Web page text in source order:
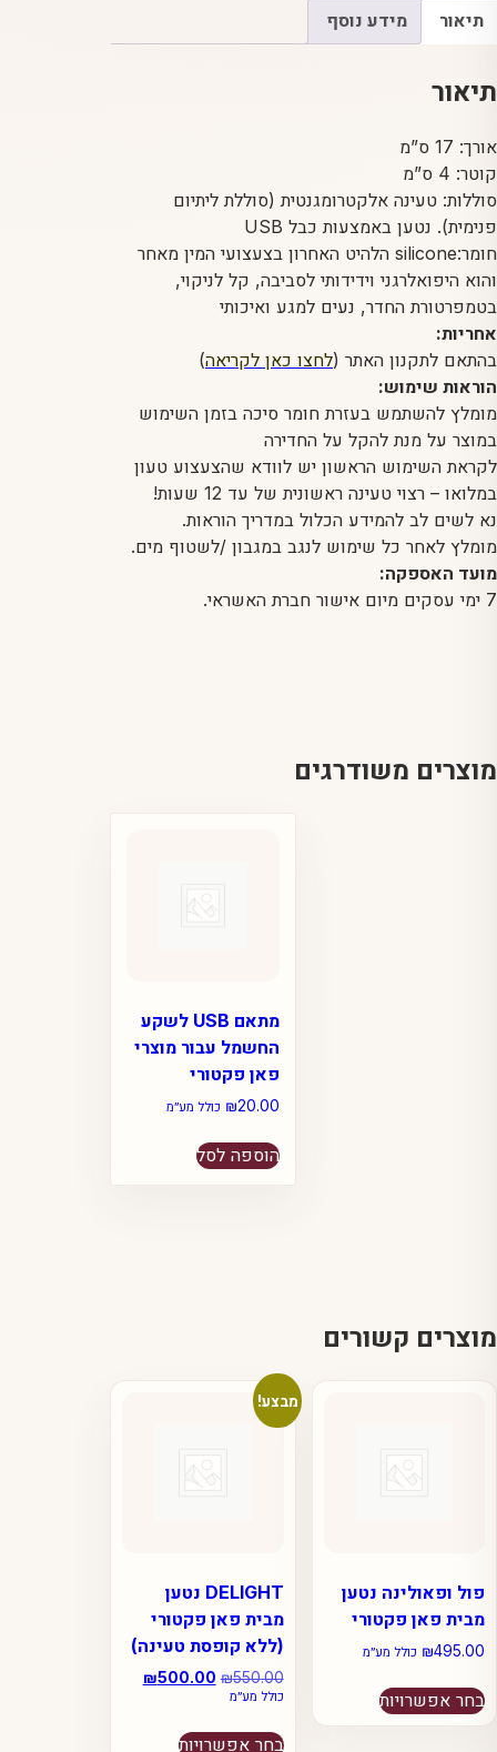
תיאור מידע נוסף
תיאור
אורך: 17 ס”מ
קוטר: 4 ס”מ
סוללות: טעינה אלקטרומגנטית (סוללת ליתיום
פנימית). נטען באמצעות כבל USB
חומר:silicone הלהיט האחרון בצעצועי המין מאחר
והוא היפואלרגני וידידותי לסביבה, קל לניקוי,
בטמפרטורת החדר, נעים למגע ואיכותי
אחריות:
בהתאם לתקנון האתר (לחצו כאן לקריאה)
הוראות שימוש:
מומלץ להשתמש בעזרת חומר סיכה בזמן השימוש
במוצר על מנת להקל על החדירה
לקראת השימוש הראשון יש לוודא שהצעצוע טעון
במלואו – רצוי טעינה ראשונית של עד 12 שעות!
נא לשים לב להמידע הכלול במדריך הוראות.
מומלץ לאחר כל שימוש לנגב במגבון /לשטוף מים.
מועד האספקה:
7 ימי עסקים מיום אישור חברת האשראי.
מוצרים משודרגים
מתאם USB לשקע
החשמל עבור מוצרי
פאן פקטורי
₪20.00 כולל מע״מ
הוספה לסל
מוצרים קשורים
מבצע!
DELIGHT נטען
מבית פאן פקטורי
(ללא קופסת טעינה)
₪550.00
המחיר
₪550.00.
₪500.00
כולל מע״מ
בחר אפשרויות
פול ופאולינה נטען
מבית פאן פקטורי
₪495.00 כולל מע״מ
בחר אפשרויותזה